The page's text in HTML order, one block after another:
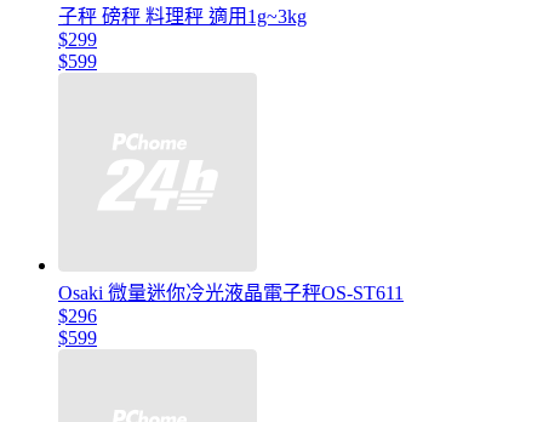
子秤 磅秤 料理秤 適用1g~3kg
$299
$599
Osaki 微量迷你冷光液晶電子秤OS-ST611
$296
$599